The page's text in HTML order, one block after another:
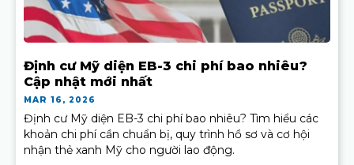
Định cư Mỹ diện EB-3 chi phí bao nhiêu?
Cập nhật mới nhất
MAR 16, 2026
Định cư Mỹ diện EB-3 chi phí bao nhiêu? Tìm hiểu các
khoản chi phí cần chuẩn bị, quy trình hồ sơ và cơ hội
nhận thẻ xanh Mỹ cho người lao động.